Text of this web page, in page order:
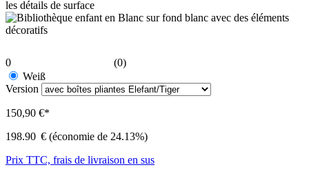
0
(0)
Weiß
Version
150,90 €*
198.90 € (économie de 24.13%)
Prix TTC, frais de livraison en sus